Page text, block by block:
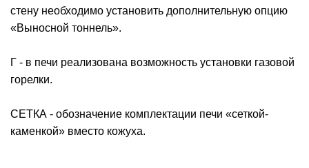
стену необходимо установить дополнительную опцию
«Выносной тоннель».
Г - в печи реализована возможность установки газовой
горелки.
СЕТКА - обозначение комплектации печи «сеткой-
каменкой» вместо кожуха.